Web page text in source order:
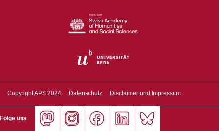
Copyright APS 2024 Datenschutz Disclaimer und Impressum
Folge uns